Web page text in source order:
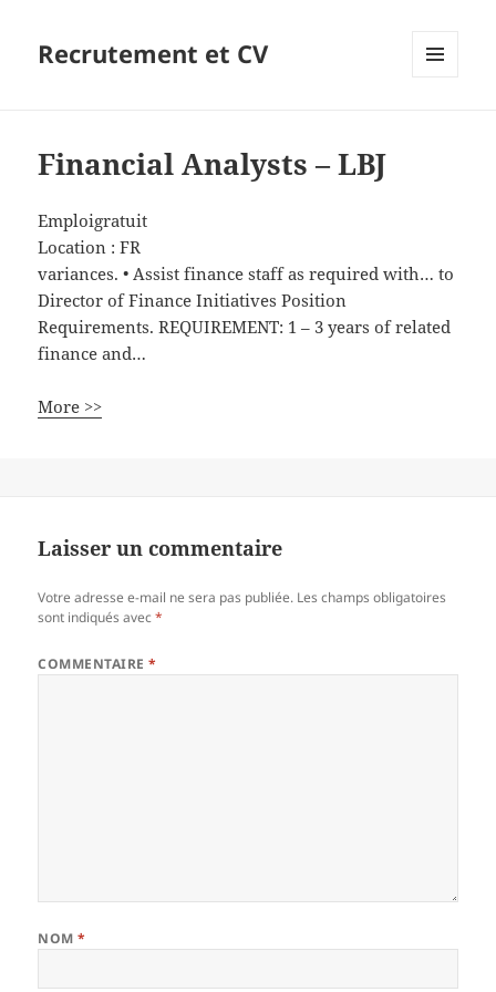
Recrutement et CV
Financial Analysts – LBJ
Emploigratuit
Location :FR
variances. • Assist finance staff as required with… to
Director of Finance Initiatives Position
Requirements. REQUIREMENT: 1 – 3 years of related
finance and…
More >>
Laisser un commentaire
Votre adresse e-mail ne sera pas publiée. Les champs obligatoires
sont indiqués avec*
COMMENTAIRE*
NOM*